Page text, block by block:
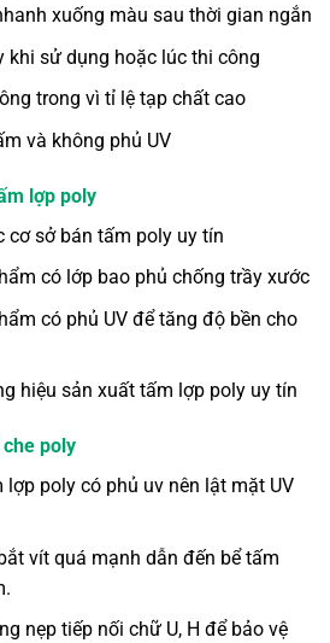
xuống màu sau thời gian ngắn
khi sử dụng hoặc lúc thi công
trong vì tỉ lệ tạp chất cao
và không phủ UV
lợp poly
cơ sở bán tấm poly uy tín
có lớp bao phủ chống trầy xước
có phủ UV để tăng độ bền cho
hiệu sản xuất tấm lợp poly uy tín
poly
lợp poly có phủ uv nên lật mặt UV
vít quá mạnh dẫn đến bể tấm
nẹp tiếp nối chữ U, H để bảo vệ